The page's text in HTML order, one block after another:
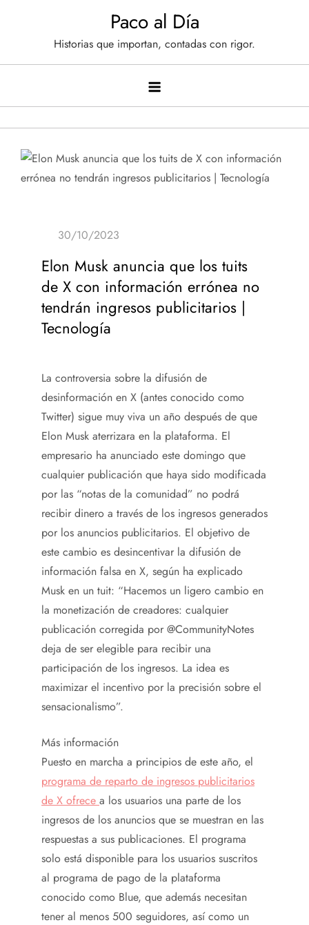
Paco al Día
Historias que importan, contadas con rigor.
Elon Musk anuncia que los tuits
de X con información errónea no
tendrán ingresos publicitarios |
Tecnología
La controversia sobre la difusión de
desinformación en X (antes conocido como
Twitter) sigue muy viva un año después de que
Elon Musk aterrizara en la plataforma. El
empresario ha anunciado este domingo que
cualquier publicación que haya sido modificada
por las “notas de la comunidad” no podrá
recibir dinero a través de los ingresos generados
por los anuncios publicitarios. El objetivo de
este cambio es desincentivar la difusión de
información falsa en X, según ha explicado
Musk en un tuit: “Hacemos un ligero cambio en
la monetización de creadores: cualquier
publicación corregida por @CommunityNotes
deja de ser elegible para recibir una
participación de los ingresos. La idea es
maximizar el incentivo por la precisión sobre el
sensacionalismo”.
Más información
Puesto en marcha a principios de este año, el
programa de reparto de ingresos publicitarios
de X ofrece a los usuarios una parte de los
ingresos de los anuncios que se muestran en las
respuestas a sus publicaciones. El programa
solo está disponible para los usuarios suscritos
al programa de pago de la plataforma
conocido como Blue, que además necesitan
tener al menos 500 seguidores, así como un